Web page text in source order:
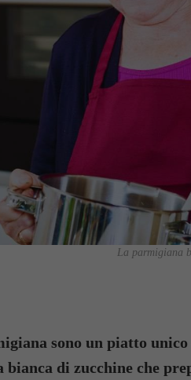
La parmigiana
sono un piatto
bianca di zucchine che